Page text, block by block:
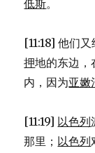
低斯。
[11:18] 他们
押地的东边，
内，因为亚嫩
[11:19] 以色列
那里； 以色列